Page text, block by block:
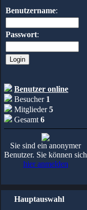
Benutzername:
Passwort:
Benutzer online
Besucher 1
Mitglieder5
Gesamt 6
Sie sind ein anonymer
Benutzer. Sie können sich
hier anmelden
Hauptauswahl